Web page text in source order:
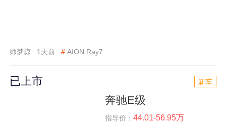
师梦琼 1天前 # AION Ray7
已上市 新车
奔驰E级
指导价： 44.01-56.95万